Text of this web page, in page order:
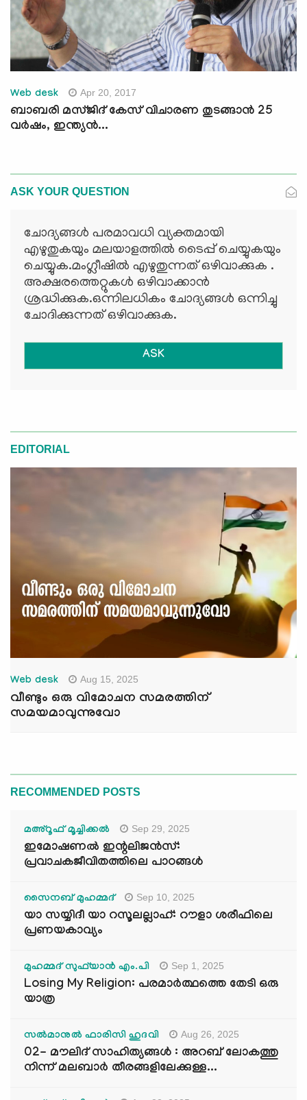
Web desk Apr 20, 2017
ബാബരി മസ്ജിദ് കേസ് വിചാരണ തുടങ്ങാന്‍ 25
വര്‍ഷം, ഇന്ത്യന്‍...
ASK YOUR QUESTION
ചോദ്യങ്ങള്‍ പരമാവധി വ്യക്തമായി
എഴുതുകയും മലയാളത്തില്‍ ടൈപ്പ് ചെയ്യുകയും
ചെയ്യുക.മംഗ്ലീഷില്‍ എഴുതുന്നത് ഒഴിവാക്കുക .
അക്ഷരത്തെറ്റുകള്‍ ഒഴിവാക്കാന്‍
ശ്രദ്ധിക്കുക.ഒന്നിലധികം ചോദ്യങ്ങള്‍ ഒന്നിച്ചു
ചോദിക്കുന്നത് ഒഴിവാക്കുക.
ASK
EDITORIAL
Web desk Aug 15, 2025
വീണ്ടും ഒരു വിമോചന സമരത്തിന്
സമയമാവുന്നുവോ
RECOMMENDED POSTS
മഅ്റൂഫ് മൂച്ചിക്കല്‍ Sep 29, 2025
ഇമോഷണൽ ഇന്റലിജൻസ്:
പ്രവാചകജീവിതത്തിലെ പാഠങ്ങൾ
സൈനബ് മുഹമ്മദ് Sep 10, 2025
യാ സയ്യിദീ യാ റസൂലല്ലാഹ്: റൗളാ ശരീഫിലെ
പ്രണയകാവ്യം
മുഹമ്മദ് സുഫ്‌യാൻ എം.പി Sep 1, 2025
Losing My Religion: പരമാർത്ഥത്തെ തേടി ഒരു
യാത്ര
സൽമാനുൽ ഫാരിസി ഹുദവി Aug 26, 2025
02- മൗലിദ് സാഹിത്യങ്ങൾ : അറബ് ലോകത്തു
നിന്ന് മലബാർ തീരങ്ങളിലേക്കുള്ള...